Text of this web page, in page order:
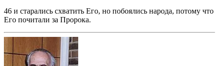
46 и старались схватить Его, но побоялись народа, потому что
Его почитали за Пророка.